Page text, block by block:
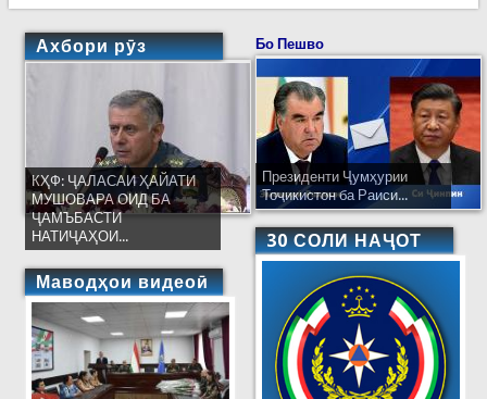
Ахбори рӯз
КҲФ: ҶАЛАСАИ ҲАЙАТИ
МУШОВАРА ОИД БА
ҶАМЪБАСТИ
НАТИҶАҲОИ...
Маводҳои видеоӣ
Бо Пешво
Президенти Ҷумҳурии
Тоҷикистон ба Раиси...
30 СОЛИ НАҶОТ